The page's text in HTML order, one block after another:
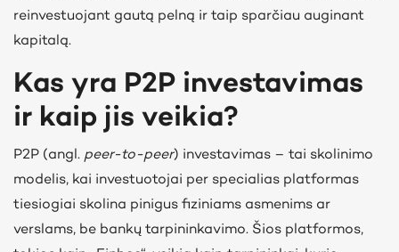
reinvestuojant gautą pelną ir taip sparčiau auginant
kapitalą.
Kas yra P2P investavimas
ir kaip jis veikia?
P2P (angl. peer-to-peer) investavimas – tai skolinimo
modelis, kai investuotojai per specialias platformas
tiesiogiai skolina pinigus fiziniams asmenims ar
verslams, be bankų tarpininkavimo. Šios platformos,